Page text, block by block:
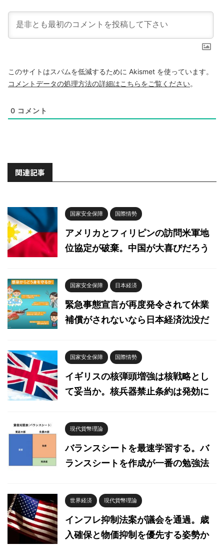
このサイトはスパムを低減するために Akismet を使っています。
コメントデータの処理方法の詳細はこちらをご覧ください。
0 コメント
関連記事
国家安全保障 国際情勢
アメリカとフィリピンの訪問米軍地
位協定が破棄。中国が大喜びだろう
国家安全保障 日本経済
緊急事態宣言が再度発令されて休業
補償がされないなら日本経済沈没だ
国家安全保障 国際情勢
イギリスの核弾頭増強は核戦略とし
て妥当か。核兵器禁止条約は発効に
現代貨幣理論
バランスシートを最速学習する。バ
ランスシートを作成が一番の勉強法
世界経済 現代貨幣理論
インフレ抑制法案が議会を通過。歳
入確保と物価抑制を優先する姿勢か